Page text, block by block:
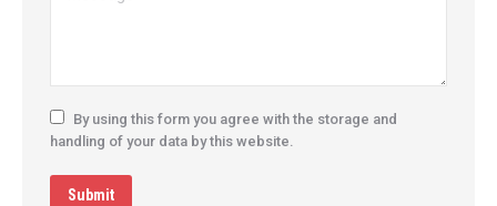
By using this form you agree with the storage and
handling of your data by this website.
Submit